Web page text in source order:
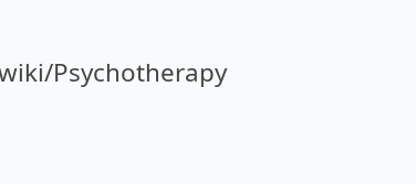
Psychotherapy